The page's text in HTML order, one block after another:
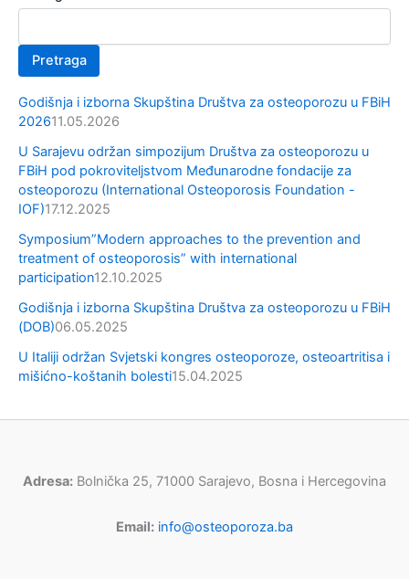
Pretraga
Godišnja i izborna Skupština Društva za osteoporozu u FBiH
202611.05.2026
U Sarajevu održan simpozijum Društva za osteoporozu u
FBiH pod pokroviteljstvom Međunarodne fondacije za
osteoporozu (International Osteoporosis Foundation -
IOF)17.12.2025
Symposium”Modern approaches to the prevention and
treatment of osteoporosis” with international
participation12.10.2025
Godišnja i izborna Skupština Društva za osteoporozu u FBiH
(DOB)06.05.2025
U Italiji održan Svjetski kongres osteoporoze, osteoartritisa i
mišićno-koštanih bolesti15.04.2025
Adresa: Bolnička 25, 71000 Sarajevo, Bosna i Hercegovina
Email: info@osteoporoza.ba